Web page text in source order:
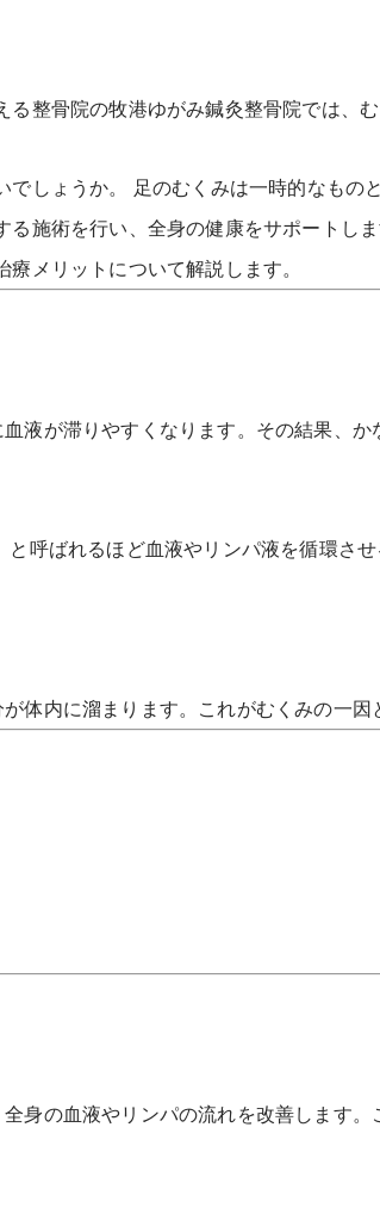
整骨院の牧港ゆがみ鍼灸整骨院では、
しょうか。 足のむくみは一時的なもの
施術を行い、全身の健康をサポートしま
メリットについて解説します。
液が滞りやすくなります。その結果、か
呼ばれるほど血液やリンパ液を循環さ
体内に溜まります。これがむくみの一因
身の血液やリンパの流れを改善します